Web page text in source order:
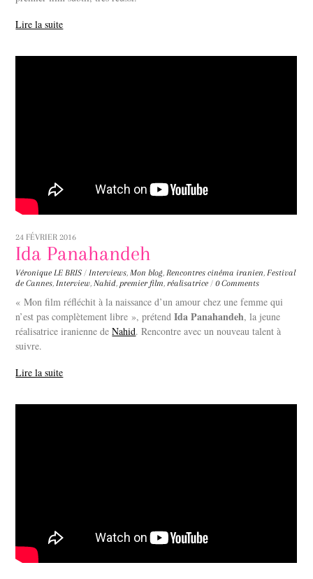
Lire la suite
24 FÉVRIER 2016
Ida Panahandeh
Véronique LE BRIS / Interviews,Mon blog,Rencontres cinéma iranien,Festival
de Cannes,Interview,Nahid,premier film,réalisatrice / 0 Comments
« Mon film réfléchit à la naissance d’un amour chez une femme qui
n’est pas complètement libre », prétendIda Panahandeh, la jeune
réalisatrice iranienne deNahid. Rencontre avec un nouveau talent à
suivre.
Lire la suite